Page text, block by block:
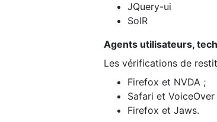
JQuery-ui
SolR
Agents utilisateurs,
Les vérifications de
Firefox et NVDA ;
Safari et VoiceOver
Firefox et Jaws.